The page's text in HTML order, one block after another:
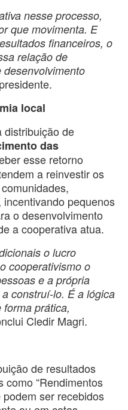
nesse processo,
que movimenta. E
financeiros, o
relação de
local
distribuição de
das
esse retorno
a reinvestir os
pequenos
o desenvolvimento
a cooperativa atua.
o lucro
cooperativismo o
e a própria
construí-lo. É a lógica
prática,
Cledir Magri.
de resultados
como “Rendimentos
ser recebidos